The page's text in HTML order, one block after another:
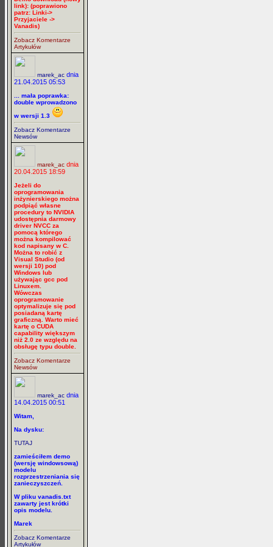
link): (poprawiono
patrz: Linki->
Przyjaciele ->
Vanadis)
Zobacz Komentarze
Artykułów
marek_ac dnia
21.04.2015 05:53
... mała poprawka:
double wprowadzono
w wersji 1.3
Zobacz Komentarze
Newsów
marek_ac dnia
20.04.2015 18:59
Jeżeli do
oprogramowania
inżynierskiego można
podpiąć własne
procedury to NVIDIA
udostępnia darmowy
driver NVCC za
pomocą którego
można kompilować
kod napisany w C.
Można to robić z
Visual Studio (od
wersji 10) pod
Windows lub
używając gcc pod
Linuxem.
Wówczas
oprogramowanie
optymalizuje się pod
posiadaną kartę
graficzną. Warto mieć
kartę o CUDA
capability większym
niż 2.0 ze względu na
obsługę typu double.
Zobacz Komentarze
Newsów
marek_ac dnia
14.04.2015 00:51
Witam,
Na dysku:
TUTAJ
zamieściłem demo
(wersję windowsową)
modelu
rozprzestrzeniania się
zanieczyszczeń.
W pliku vanadis.txt
zawarty jest krótki
opis modelu.
Marek
Zobacz Komentarze
Artykułów